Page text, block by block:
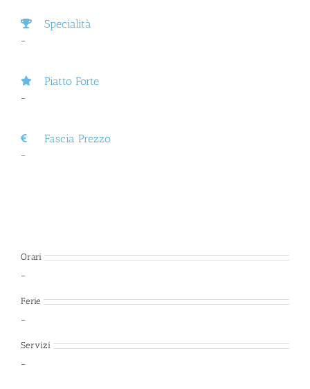
Specialità
–
Piatto Forte
–
Fascia Prezzo
–
Orari
–
Ferie
–
Servizi
–